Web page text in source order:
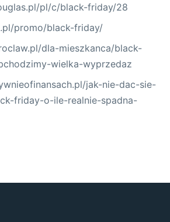
pl/c/black-friday/28
promo/black-friday/
dla-mieszkanca/black-
wielka-wyprzedaz
jak-nie-dac-sie-
friday-o-ile-realnie-spadna-